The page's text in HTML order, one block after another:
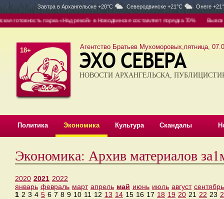
Завтра в Архангельске +20°C Северодвинске +21°C Онеге
готовность парка «Над рекой» в Новодвинске составляет порядка 70% Вывоз —
18+ Агентство Братьев Мухоморовых,пятница,
НОВОСТИ АРХАНГЕЛЬСКА,
Политика Экономика Культура Скандалы
Экономика: Архив материалов
2020 2021 2022
январь февраль март апрель май июнь июль август сентябрь
1 2 3 4 5 6 7 8 9 10 11 12 13 14 15 16 17 18 19 20 21 22 23